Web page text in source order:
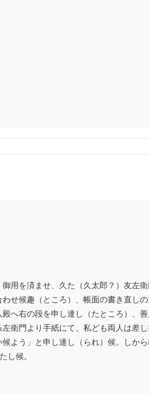
用を済ませ、久た（久太郎？）友左
せ候趣（ところ）、帳面の書き直し
へ右の段を申し達し（たところ）、
衛門より手紙にて、私ども両人は差
よう」と申し達し（られ）候。しか
し候。